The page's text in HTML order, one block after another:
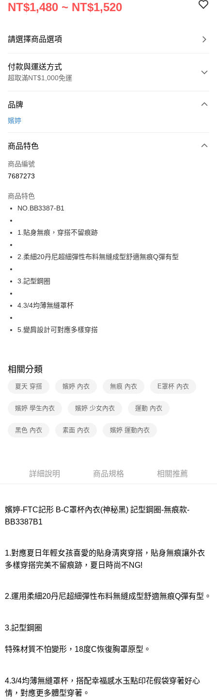
NT$1,480 ~ NT$1,520
請選擇商品選項
付款與運送方式
超取滿NT$1,000免運
信用卡一次付款
LINE Pay
街口支付
運送方式
全家取貨付款
每筆NT$80，滿NT$1,000(含以上)免運費
付款後全家取貨
7-11取貨付款
付款後7-11取貨
每筆NT$80，滿NT$1,000(含以上)免運費
每筆NT$220
付款後門市自取
品牌
嬪婷
商品特色
商品編號
7687273
商品特色
NO.BB3387-B1
1.貼身無痕，穿搭不留痕跡
2.柔細20丹尼超細彈性布料無縫成型舒適無痕Q彈有型
3.記型鋼圈
4.3/4均薄無縫罩杯
5.變肩設計可對應多樣穿搭
相關分類
夏天 穿搭 嬪婷 內衣 無痕 內衣 E罩杯 內衣
嬪婷 學生內衣 嬪婷 少女內衣 運動 內衣
黑色 內衣 素面 內衣 嬪婷 運動內衣
詳細說明 商品規格 相關推薦
嬪婷-FTC記形 B-C罩杯內衣(神秘黑) 記型鋼圈-無痕款-
BB3387B1
1.對應夏日年輕女孩喜愛的貼身清爽穿搭，貼身無痕讓外衣
多樣穿搭完美不留痕跡，夏日時尚不NG!
2.運用柔細20丹尼超細彈性布料無縫成型舒適無痕Q彈有型。
3.記型鋼圈
特殊材質不怕變形，18度C恢復胸罩原型。
4.3/4均薄無縫罩杯，搭配幸福感水玉點印花假袋穿著好心
情，對應更多體型穿著。